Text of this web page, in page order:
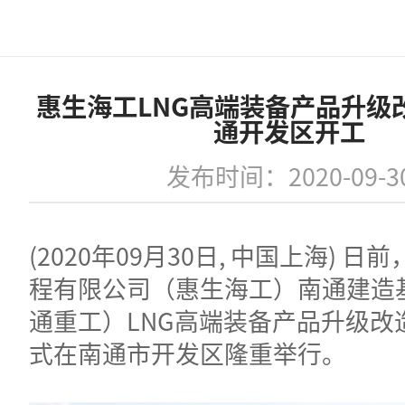
惠生海工LNG高端装备产品升级
通开发区开工
发布时间：2020-09-
(2020年09月30日, 中国上海) 日前
程有限公司（惠生海工）南通建
通重工）LNG高端装备产品升级改
式在南通市开发区隆重举行。